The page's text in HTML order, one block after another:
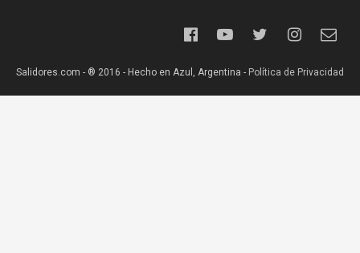
Salidores.com - ® 2016 - Hecho en Azul, Argentina - Política de Privacidad